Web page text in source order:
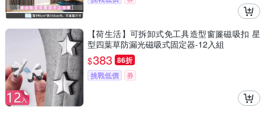
【荷生活】可拆卸式免工具造型窗簾磁吸扣 星
型四葉草防漏光磁吸式固定器-12入組
$383 86折
挑戰低價 券